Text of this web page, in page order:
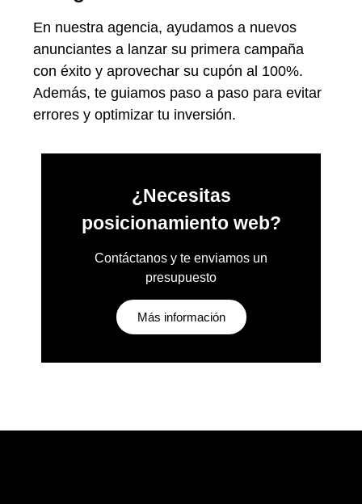
En nuestra agencia, ayudamos a nuevos
anunciantes a lanzar su primera campaña
con éxito y aprovechar su cupón al 100%.
Además, te guiamos paso a paso para evitar
errores y optimizar tu inversión.
¿Necesitas
posicionamiento web?
Contáctanos y te enviamos un
presupuesto
Más información